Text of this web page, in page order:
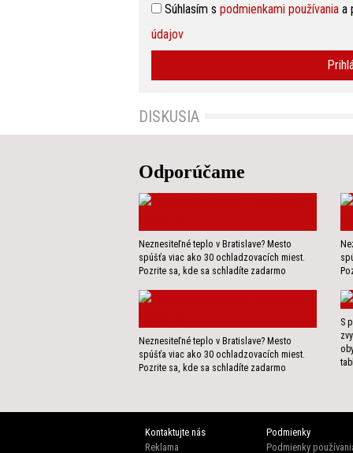
Súhlasím s podmienkami používania a
údajov
DISKUSIA
Odporúčame
Neznesiteľné teplo v Bratislave? Mesto
spúšťa viac ako 30 ochladzovacích miest.
Pozrite sa, kde sa schladíte zadarmo
Neznesiteľné teplo v Bratislave? Mesto
spúšťa viac ako 30 ochladzovacích miest.
Pozrite sa, kde sa schladíte zadarmo
S
Kontaktujte nás
Reklama
Podmienky
Podmienky